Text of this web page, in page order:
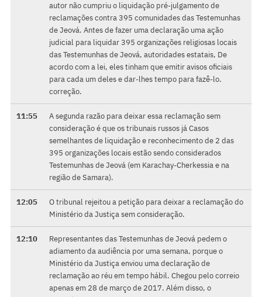
autor não cumpriu o liquidação pré-julgamento de
reclamações contra 395 comunidades das Testemunhas
de Jeová. Antes de fazer uma declaração uma ação
judicial para liquidar 395 organizações religiosas locais
das Testemunhas de Jeová, autoridades estatais, De
acordo com a lei, eles tinham que emitir avisos oficiais
para cada um deles e dar-lhes tempo para fazê-lo.
correção.
11:55
A segunda razão para deixar essa reclamação sem
consideração é que os tribunais russos já Casos
semelhantes de liquidação e reconhecimento de 2 das
395 organizações locais estão sendo considerados
Testemunhas de Jeová (em Karachay-Cherkessia e na
região de Samara).
12:05
O tribunal rejeitou a petição para deixar a reclamação do
Ministério da Justiça sem consideração.
12:10
Representantes das Testemunhas de Jeová pedem o
adiamento da audiência por uma semana, porque o
Ministério da Justiça enviou uma declaração de
reclamação ao réu em tempo hábil. Chegou pelo correio
apenas em 28 de março de 2017. Além disso, o